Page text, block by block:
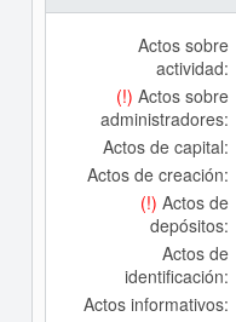
Actos sobre
actividad:
(!) Actos sobre
administradores:
Actos de capital:
Actos de creación:
(!) Actos de
depósitos:
Actos de
identificación:
Actos informativos: